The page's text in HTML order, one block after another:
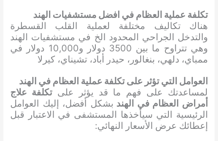
تكلفة عملية العظام في افضل مستشفيات الهند
هناك تكاليف مختلفة لعملية القلب القسطرة
والتدخل الجراحي المحدود الخ في مستشفيات الهند
وهي تتراوح ما بين 3500 دولار و10,000 دولار في
ممباي، دلهي، بنغالور، حيدر أباد، تشيناي، كيرلا
العوامل التي تؤثر على تكلفة عملية العظام في الهند
لمساعدتك على فهم ما قد يؤثر علىتكلفة علاج
أمراض العظام في الهند بشكل أفضل، إليك العوامل
الرئيسية التي سيأخذها المستشفى في الاعتبار قبل
إعطائك عرض الأسعار النهائي: